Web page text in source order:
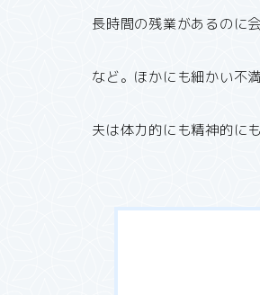
長時間の残業があるのに
など。ほかにも細かい不
夫は体力的にも精神的に